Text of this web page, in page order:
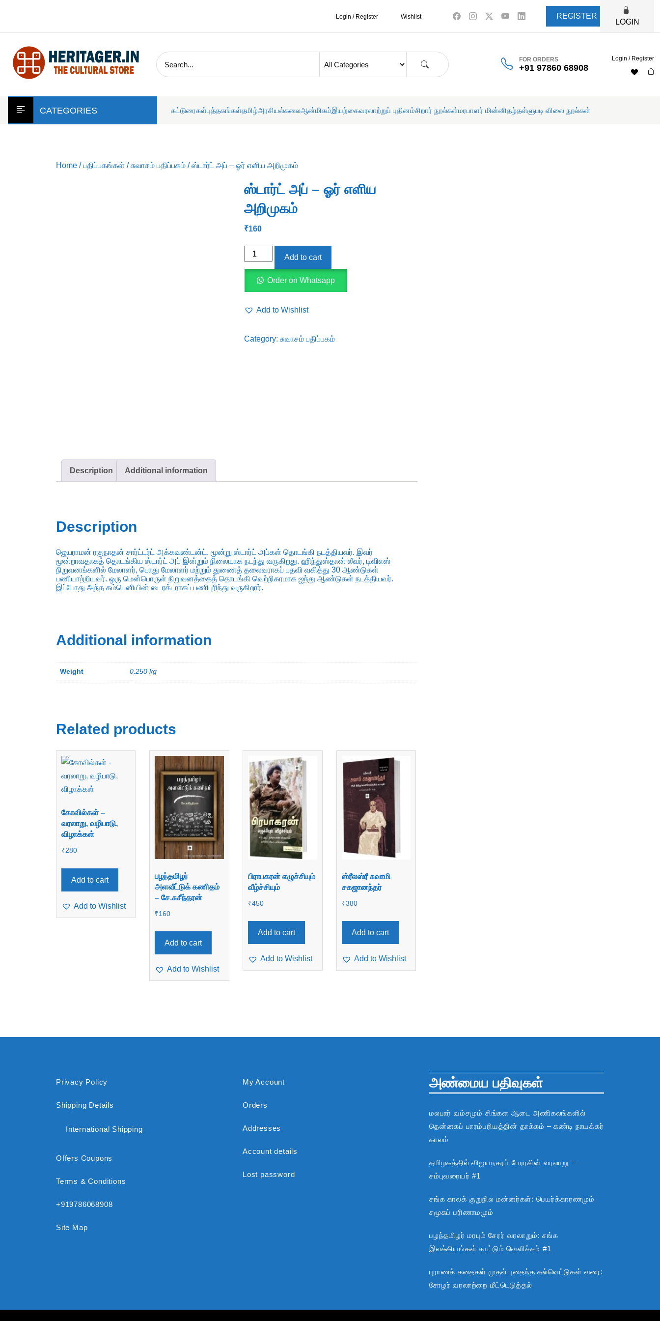
Login / Register Wishlist REGISTER
LOGIN
FOR ORDERS
+91 97860 68908
Login / Register
CATEGORIES கட்டுரைகள்புத்தகங்கள்தமிழ்அரசியல்கலைஆன்மிகம்இயற்கைவரலாற்றுப் புதினம்சிறார் நூல்கள்மரபாளர் மின்னிதழ்தள்ளுபடி விலை நூல்கள்
Home /பதிப்பகங்கள் /சுவாசம் பதிப்பகம் / ஸ்டார்ட் அப் – ஓர் எளிய அறிமுகம்
ஸ்டார்ட் அப் – ஓர் எளிய
அறிமுகம்
₹160
ஸ்டார்ட்
ஓர்
எளிய
Add to cart
Order on Whatsapp
Add to Wishlist
Category: சுவாசம் பதிப்பகம்
Description Additional information
Description
ஜெயராமன் ரகுநாதன் சார்ட்டர்ட் அக்கவுண்டன்ட். மூன்று ஸ்டார்ட் அப்கள் தொடங்கி நடத்தியவர். இவர்
மூன்றாவதாகத் தொடங்கிய ஸ்டார்ட் அப் இன்றும் நிலையாக நடந்து வருகிறது. ஹிந்துஸ்தான் லீவர், டிவிஎஸ்
நிறுவனங்களில் மேலாளர், பொது மேலாளர் மற்றும் துணைத் தலைவராகப் பதவி வகித்து 30 ஆண்டுகள்
பணியாற்றியவர். ஒரு மென்பொருள் நிறுவனத்தைத் தொடங்கி வெற்றிகரமாக ஐந்து ஆண்டுகள் நடத்தியவர்.
இப்போது அந்த கம்பெனியின் டைரக்டராகப் பணிபுரிந்து வருகிறார்.
Additional information
Weight 0.250 kg
Related products
கோவில்கள் –
வரலாறு, வழிபாடு,
விழாக்கள்
₹280
Add to cart
Add to Wishlist
பழந்தமிழர்
அளவீட்டுக் கணிதம்
– சே.சுசீந்தரன்
₹160
Add to cart
Add to Wishlist
பிராபகரன் எழுச்சியும்
வீழ்ச்சியும்
₹450
Add to cart
Add to Wishlist
ஸ்ரீலஸ்ரீ சுவாமி
சகஜானந்தர்
₹380
Add to cart
Add to Wishlist
Privacy Policy
Shipping Details
International Shipping
Offers Coupons
Terms & Conditions
+919786068908
Site Map
My Account
Orders
Addresses
Account details
Lost password
அண்மைய பதிவுகள்
மலபார் வம்சமும் சிங்கள ஆடை அணிகலங்களில்
தென்னகப் பாரம்பரியத்தின் தாக்கம் – கண்டி நாயக்கர்
காலம்
தமிழகத்தில் விஜயநகரப் பேரரசின் வரலாறு –
சம்புவரையர் #1
சங்க காலக் குறுநில மன்னர்கள்: பெயர்க்காரணமும்
சமூகப் பரிணாமமும்
பழந்தமிழர் மரபும் சேரர் வரலாறும்: சங்க
இலக்கியங்கள் காட்டும் வெளிச்சம் #1
புராணக் கதைகள் முதல் புதைந்த கல்வெட்டுகள் வரை:
சோழர் வரலாற்றை மீட்டெடுத்தல்